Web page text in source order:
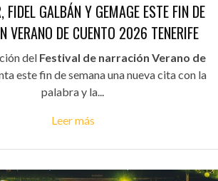
FIDEL GALBÁN Y GEMAGE ESTE FIN DE
VERANO DE CUENTO 2026 TENERIFE
del Festival de narración Verano de
este fin de semana una nueva cita con la
palabra y la...
Leer más